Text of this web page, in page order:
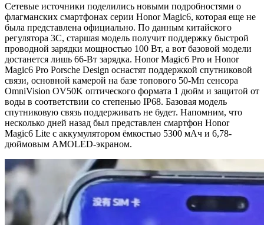
Сетевые источники поделились новыми подробностями о
флагманских смартфонах серии Honor Magic6, которая еще не
была представлена официально. По данным китайского
регулятора 3C, старшая модель получит поддержку быстрой
проводной зарядки мощностью 100 Вт, а вот базовой модели
достанется лишь 66-Вт зарядка. Honor Magic6 Pro и Honor
Magic6 Pro Porsche Design оснастят поддержкой спутниковой
связи, основной камерой на базе топового 50-Мп сенсора
OmniVision OV50K оптического формата 1 дюйм и защитой от
воды в соответствии со степенью IP68. Базовая модель
спутниковую связь поддерживать не будет. Напомним, что
несколько дней назад был представлен смартфон Honor
Magic6 Lite с аккумулятором ёмкостью 5300 мАч и 6,78-
дюймовым AMOLED-экраном.